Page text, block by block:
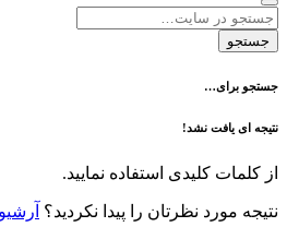
نشد!
کلیدی استفاده نمایید.
نظرتان را پیدا نکردید؟ آرشیو